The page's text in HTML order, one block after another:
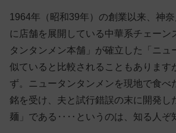
1964年（昭和39年）の創業以来、神
に店舗を展開している中華系チェーン
タンタンメン本舗」が確立した「ニュ
似ていると比較されることもあります
ず。ニュータンタンメンを現地で食べ
銘を受け、夫と試行錯誤の末に開発し
麺」である‥‥というのは、知る人ぞ